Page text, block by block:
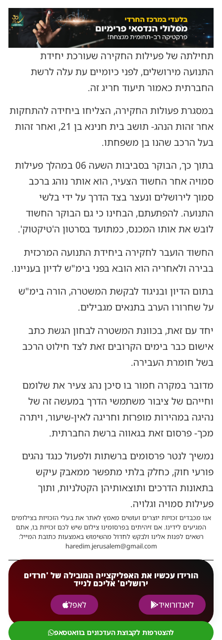
תחילתה של פעילות החקירה שעורכת יחידת
התנועה מירושלים, לפני כיומיים עת עלה לרשת
החברתית כאמור תיעוד חריג זה.
במסגרת פעולות החקירה, הצליחו ביחידה להתחקות
אחר זהות הנהג- תושב בית חנינא בן 21, ואחר זהות
בעל הרכב שהנו בן משפחתו.
בתוך כך, הבוקר בסביבות השעה 06 במהלך פעילות
סמויה אחר החשוד הצעיר, הוא אותר נוהג ברכב
סמוך לירושלים ונעצר בצד הדרך על ידי בלשי
התנועה. להפתעתם, הבחינו כי גם הבוקר החשוד
לובש את אותו המכנס, כמתועד בסרטון ה'טיקטוק'.
החשוד הועבר לחקירה ביחידת התנועה המרכזית
בבירה ולאחריה הוא הובא בפני בימ"ש לדיון בעניינו.
בתום הדיון ובניגוד לבקשת המשטרה, הורה בימ"ש
על שחרורו הערב בתנאים מגבילים.
יחד עם זאת, בכוונת המשטרה לבחון הגשת כתב
אישום כבר בימים הקרובים זאת לצד חילוט הרכב
בשל חומרת העבירה.
מדובר במקרה חמור בו סיכן נהג צעיר את שלומם
וחייהם של ציבור משתמשי הדרך במעשה זה של
נהיגה במהירות מופרזת וחריגה לאין-שיעור, ויתרה
מכך- פרסום זאת בגאווה ברשת החברתית.
נמשיך לנטר פרסומים ברשתות ולפעול כנגד נהגים
פורעי חוק, כחלק בלתי מתפשר ממאבק עיקש
בתאונות הדרכים ותוצאותיהן הקטלניות, ותוך
פעילות סמויה וגלויה.
אנו מכבדים זכויות יוצרים ועושים מאמץ לאתר את בעלי הזכויות בצילומים
המגיעים לידינו. אם זיהיתים בפרסומינו צילום שיש לכם זכויות בו, אתם
רשאים לפנות אלינו ולבקש לחדול מהשימוש באמצעות כתובת המייל:
haredim.jerusalem@gmail.com
הורידו עכשיו את האפליקצייה המובילה של 'חרדים
ירושלים' אליכם לנייד
לאנדורואיד
לאפל
להצטרפות לקבוצת העדכונים בוואטסאפ